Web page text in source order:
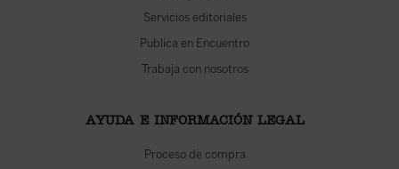
Servicios editoriales
Publica en Encuentro
Trabaja con nosotros
AYUDA E INFORMACIÓN LEGAL
Proceso de compra